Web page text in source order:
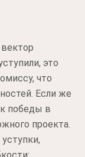
это
что
Если же
победы в
проекта.